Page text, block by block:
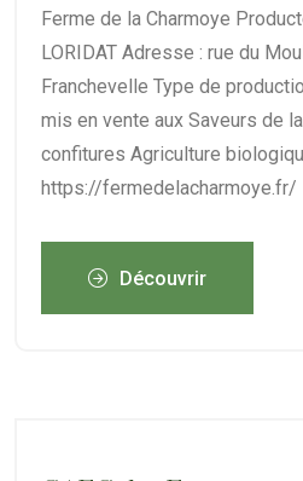
Ferme de la Charmoye
LORIDAT Adresse : rue du
Franchevelle Type de
mis en vente aux Saveurs de
confitures Agriculture
https://fermedelacharmoye.fr/
Découvrir